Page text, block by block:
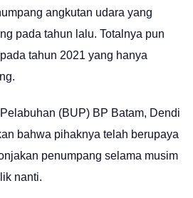
angkutan udara yang
pada tahun lalu. Totalnya pun
tahun 2021 yang hanya
(BUP) BP Batam, Dendi
bahwa pihaknya telah berupaya
penumpang selama musim
nanti.